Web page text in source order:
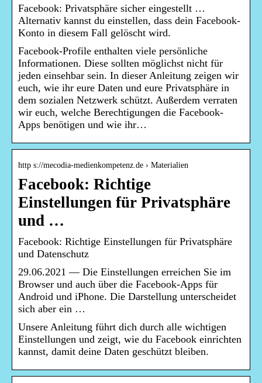
Facebook: Privatsphäre​ sicher eingestellt …
Alternativ kannst du einstellen, dass dein Facebook-
Konto in diesem Fall gelöscht wird.
Facebook-Profile enthalten viele persönliche
Informationen. Diese sollten möglichst nicht für
jeden einsehbar sein. In dieser Anleitung zeigen wir
euch, wie ihr eure Daten und eure Privatsphäre in
dem sozialen Netzwerk schützt. Außerdem verraten
wir euch, welche Berechtigungen die Facebook-
Apps benötigen und wie ihr…
http s://mecodia-medienkompetenz.de › Materialien
Facebook: Richtige
Einstellungen für Privatsphäre
und …
Facebook: Richtige Einstellungen für Privatsphäre
und Datenschutz
29.06.2021 — Die Einstellungen erreichen Sie im
Browser und auch über die Facebook-Apps für
Android und iPhone. Die Darstellung unterscheidet
sich aber ein …
Unsere Anleitung führt dich durch alle wichtigen
Einstellungen und zeigt, wie du Facebook einrichten
kannst, damit deine Daten geschützt bleiben.